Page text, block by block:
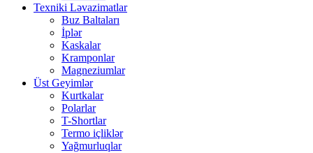
Texniki Ləvazimatlar
Buz Baltaları
İplər
Kaskalar
Kramponlar
Magneziumlar
Üst Geyimlər
Kurtkalar
Polarlar
T-Shortlar
Termo içliklər
Yağmurluqlar